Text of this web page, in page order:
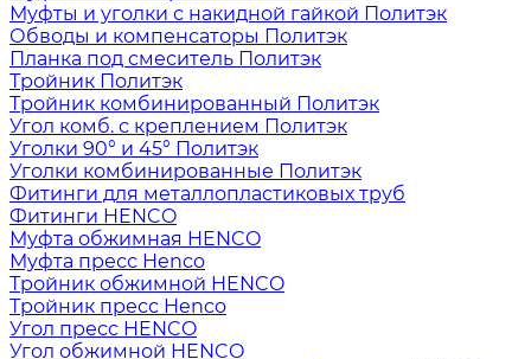
Муфты и уголки с накидной гайкой Политэк
Обводы и компенсаторы Политэк
Планка под смеситель Политэк
Тройник Политэк
Тройник комбинированный Политэк
Угол комб. с креплением Политэк
Уголки 90° и 45° Политэк
Уголки комбинированные Политэк
Фитинги для металлопластиковых труб
Фитинги HENCO
Муфта обжимная HENCO
Муфта пресс Henco
Тройник обжимной HENCO
Тройник пресс Henco
Угол пресс HENCO
Угол обжимной HENCO